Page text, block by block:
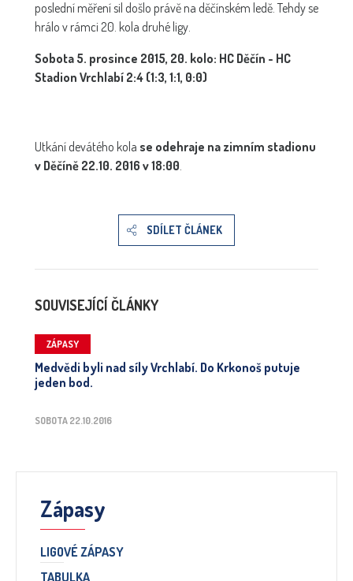
poslední měření sil došlo právě na děčínském ledě. Tehdy se
hrálo v rámci 20. kola druhé ligy.
Sobota 5. prosince 2015, 20. kolo: HC Děčín - HC
Stadion Vrchlabí 2:4 (1:3, 1:1, 0:0)
Utkání devátého kola se odehraje na zimním stadionu
v Děčíně 22.10. 2016 v 18:00.
SDÍLET ČLÁNEK
SOUVISEJÍCÍ ČLÁNKY
ZÁPASY
Medvědi byli nad síly Vrchlabí. Do Krkonoš putuje
jeden bod.
SOBOTA 22.10.2016
Zápasy
LIGOVÉ ZÁPASY
TABULKA